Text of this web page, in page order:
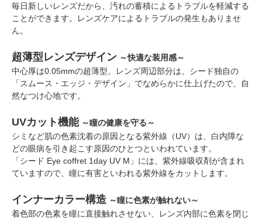
毎日新しいレンズだから、汚れの蓄積によるトラブルを軽減する
ことができます。レンズケアによるトラブルの発生もありませ
ん。
超薄型レンズデザイン ～快適な装用感～
中心厚は0.05mmの超薄型。レンズ周辺部分は、シード独自の
「スムース・エッジ・デザイン」でなめらかに仕上げたので、自
然なつけ心地です。
UVカット機能～瞳の健康を守る～
シミなど肌の色素沈着の原因となる紫外線（UV）は、白内障な
どの眼病を引き起こす原因のひとつといわれています。
「シード Eye coffret 1day UV M」には、紫外線吸収剤が含まれ
ていますので、瞳に有害といわれる紫外線をカットします。
インナーカラー構造 ～瞳に色素が触れない～
着色部の色素を瞳に直接触れさせない、レンズ内部に色素を閉じ